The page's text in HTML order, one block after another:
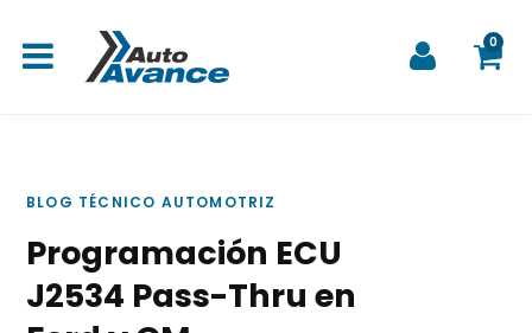
0
BLOG TÉCNICO AUTOMOTRIZ
Programación ECU
J2534 Pass-Thru en